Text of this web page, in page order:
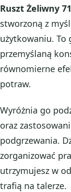
Ruszt Żeliwny
stworzoną z
użytkowaniu. To
przemyślaną
równomierne
potraw.
Wyróżnia go
oraz
podgrzewania.
zorganizować
utrzymujesz w
trafią na talerze.